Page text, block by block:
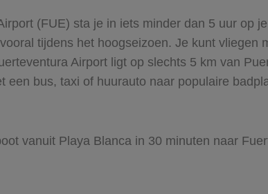
(FUE) sta je in iets minder dan 5 uur op
tijdens het hoogseizoen. Je kunt vliegen
Airport ligt op slechts 5 km van
bus, taxi of huurauto naar populaire
vanuit Playa Blanca in 30 minuten naar